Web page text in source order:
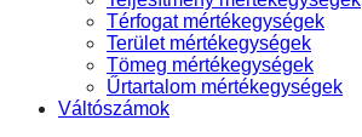
Térfogat mértékegységek
Terület mértékegységek
Tömeg mértékegységek
Űrtartalom mértékegységek
Váltószámok